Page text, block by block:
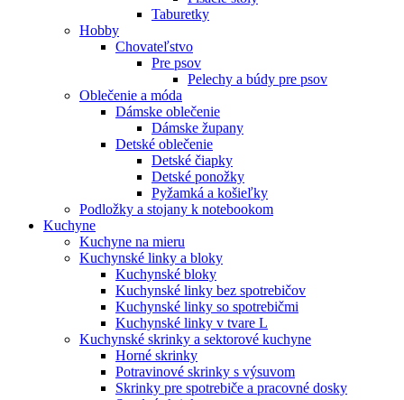
Taburetky
Hobby
Chovateľstvo
Pre psov
Pelechy a búdy pre psov
Oblečenie a móda
Dámske oblečenie
Dámske župany
Detské oblečenie
Detské čiapky
Detské ponožky
Pyžamká a košieľky
Podložky a stojany k notebookom
Kuchyne
Kuchyne na mieru
Kuchynské linky a bloky
Kuchynské bloky
Kuchynské linky bez spotrebičov
Kuchynské linky so spotrebičmi
Kuchynské linky v tvare L
Kuchynské skrinky a sektorové kuchyne
Horné skrinky
Potravinové skrinky s výsuvom
Skrinky pre spotrebiče a pracovné dosky